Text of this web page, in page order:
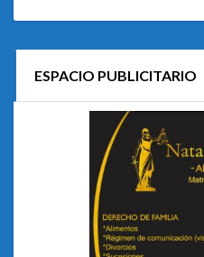
ESPACIO PUBLICITARIO